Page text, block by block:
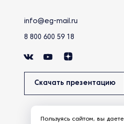
info@eg-mail.ru
8 800 600 59 18
Скачать презентацию
Пользуясь сайтом, вы даете